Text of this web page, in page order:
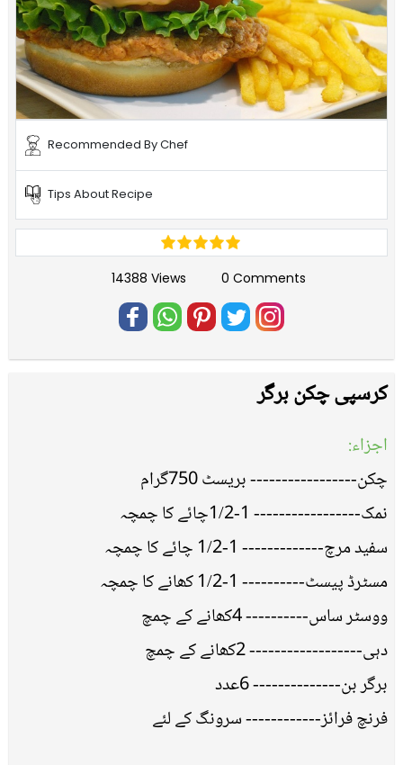
Recommended By Chef
Tips About Recipe
14388 Views 0 Comments
کرسپی چکن برگر
اجزاء:
چکن----------------- بریسٹ 750گرام
نمک----------------- 1-1/2چائے کا چمچہ
سفید مرچ------------- 1-1/2 چائے کا چمچہ
مسٹرڈ پیسٹ---------- 1-1/2 کھانے کا چمچہ
ووسٹر ساس---------- 4کھانے کے چمچ
دہی------------------ 2کھانے کے چمچ
برگر بن-------------- 6عدد
فرنچ فرائز------------ سرونگ کے لئے